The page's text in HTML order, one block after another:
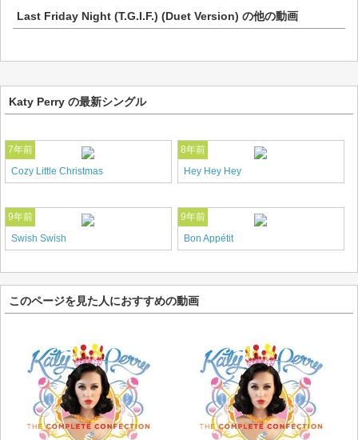
Last Friday Night (T.G.I.F.) (Duet Version) の他の動画
Katy Perry の最新シングル
7年前
Cozy Little Christmas
8年前
Hey Hey Hey
9年前
Swish Swish
9年前
Bon Appétit
このページを見た人におすすめの動画